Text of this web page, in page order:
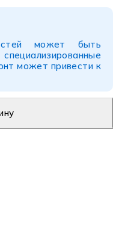
может быть
может привести к